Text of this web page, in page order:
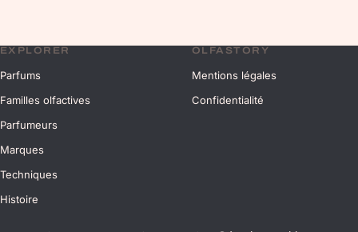
EXPLORER
Parfums
Familles olfactives
Parfumeurs
Marques
Techniques
Histoire
OLFASTORY
Mentions légales
Confidentialité